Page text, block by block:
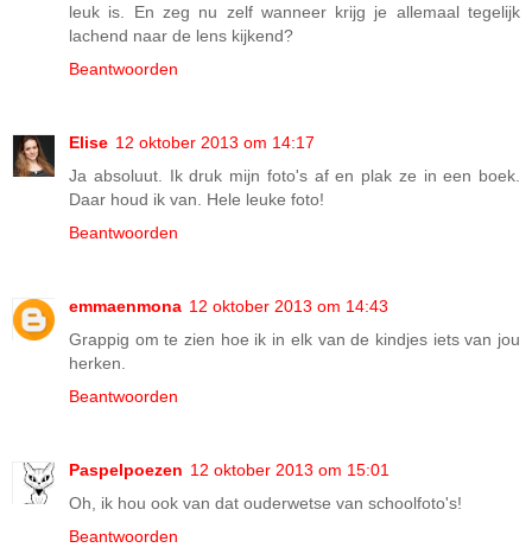
leuk is. En zeg nu zelf wanneer krijg je allemaal tegelijk
lachend naar de lens kijkend?
Beantwoorden
Elise 12 oktober 2013 om 14:17
Ja absoluut. Ik druk mijn foto's af en plak ze in een boek.
Daar houd ik van. Hele leuke foto!
Beantwoorden
emmaenmona 12 oktober 2013 om 14:43
Grappig om te zien hoe ik in elk van de kindjes iets van jou
herken.
Beantwoorden
Paspelpoezen 12 oktober 2013 om 15:01
Oh, ik hou ook van dat ouderwetse van schoolfoto's!
Beantwoorden